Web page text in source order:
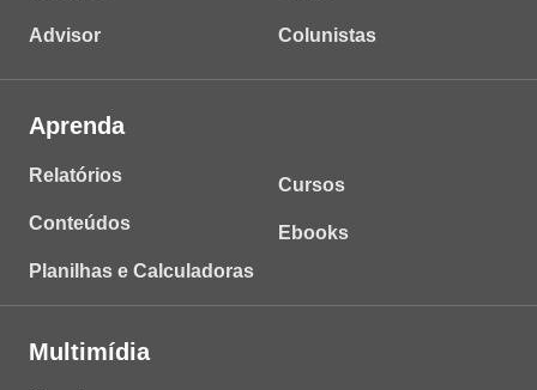
Advisor Colunistas
Aprenda
Relatórios
Conteúdos
Planilhas e Calculadoras
Cursos
Ebooks
Multimídia